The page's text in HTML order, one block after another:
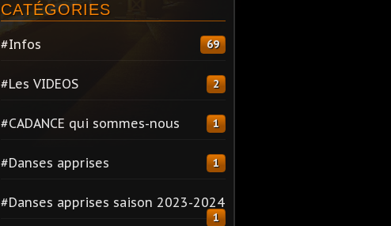
CATÉGORIES
#Infos 69
#Les VIDEOS 2
#CADANCE qui sommes-nous 1
#Danses apprises 1
#Danses apprises saison 2023-2024
1